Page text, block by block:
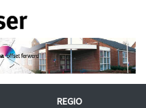
REGIO